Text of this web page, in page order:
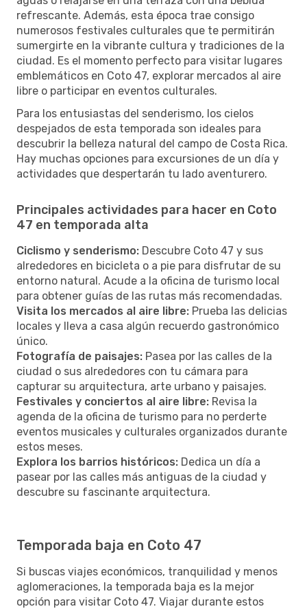
refrescante. Además, esta época trae consigo
numerosos festivales culturales que te permitirán
sumergirte en la vibrante cultura y tradiciones de la
ciudad. Es el momento perfecto para visitar lugares
emblemáticos en Coto 47, explorar mercados al aire
libre o participar en eventos culturales.
Para los entusiastas del senderismo, los cielos
despejados de esta temporada son ideales para
descubrir la belleza natural del campo de Costa Rica.
Hay muchas opciones para excursiones de un día y
actividades que despertarán tu lado aventurero.
Principales actividades para hacer en Coto
47 en temporada alta
Ciclismo y senderismo: Descubre Coto 47 y sus
alrededores en bicicleta o a pie para disfrutar de su
entorno natural. Acude a la oficina de turismo local
para obtener guías de las rutas más recomendadas.
Visita los mercados al aire libre: Prueba las delicias
locales y lleva a casa algún recuerdo gastronómico
único.
Fotografía de paisajes: Pasea por las calles de la
ciudad o sus alrededores con tu cámara para
capturar su arquitectura, arte urbano y paisajes.
Festivales y conciertos al aire libre: Revisa la
agenda de la oficina de turismo para no perderte
eventos musicales y culturales organizados durante
estos meses.
Explora los barrios históricos: Dedica un día a
pasear por las calles más antiguas de la ciudad y
descubre su fascinante arquitectura.
Temporada baja en Coto 47
Si buscas viajes económicos, tranquilidad y menos
aglomeraciones, la temporada baja es la mejor
opción para visitar Coto 47. Viajar durante estos